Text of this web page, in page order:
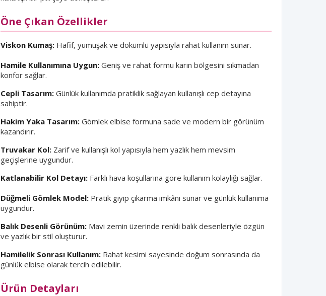
Öne Çıkan Özellikler
Viskon Kumaş: Hafif, yumuşak ve dökümlü yapısıyla rahat kullanım sunar.
Hamile Kullanımına Uygun: Geniş ve rahat formu karın bölgesini sıkmadan
konfor sağlar.
Cepli Tasarım: Günlük kullanımda pratiklik sağlayan kullanışlı cep detayına
sahiptir.
Hakim Yaka Tasarım: Gömlek elbise formuna sade ve modern bir görünüm
kazandırır.
Truvakar Kol: Zarif ve kullanışlı kol yapısıyla hem yazlık hem mevsim
geçişlerine uygundur.
Katlanabilir Kol Detayı: Farklı hava koşullarına göre kullanım kolaylığı sağlar.
Düğmeli Gömlek Model: Pratik giyip çıkarma imkânı sunar ve günlük kullanıma
uygundur.
Balık Desenli Görünüm: Mavi zemin üzerinde renkli balık desenleriyle özgün
ve yazlık bir stil oluşturur.
Hamilelik Sonrası Kullanım: Rahat kesimi sayesinde doğum sonrasında da
günlük elbise olarak tercih edilebilir.
Ürün Detayları